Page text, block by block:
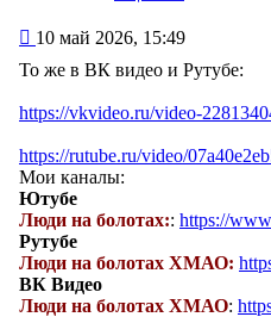
Сообщение
10 май 2026, 15:49
То же в ВК видео и Рутубе:
https://vkvideo.ru/video-
https://rutube.ru/video/
Мои каналы:
Ютубе
Люди на болотах:: https://
Рутубе
Люди на болотах ХМАО:
ВК Видео
Люди на болотах ХМАО: